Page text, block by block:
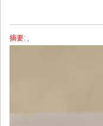
摘要: ,